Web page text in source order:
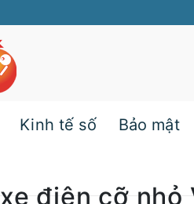
Kinh tế số Bảo mật
điện cỡ nhỏ